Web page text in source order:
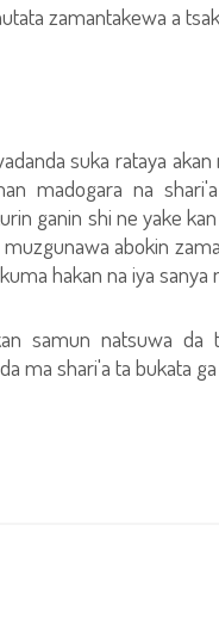
zamantakewa a
suka rataya
madogara na
ganin shi ne yake
abokin
hakan na iya
samun natsuwa da
ma shari'a ta bukata